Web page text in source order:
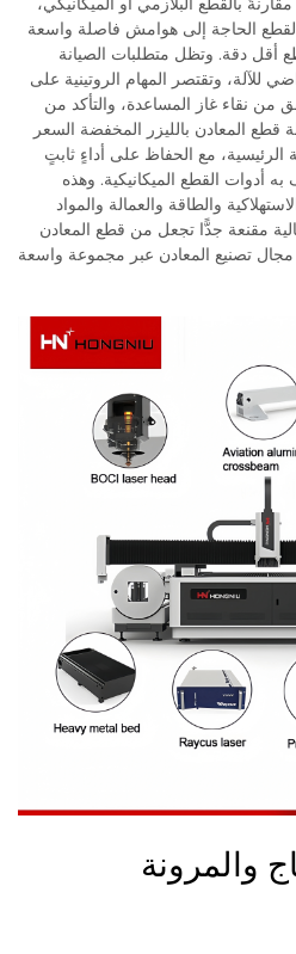
القطع الحاجة إلى هوامش فاصلة واسعة
أقل دقة. وتظل متطلبات الصيانة
للآلة، وتقتصر المهام الروتينية على
من نقاء غاز المساعدة، والتأكد من
قطع المعادن بالليزر المخفضة السعر
مع الحفاظ على أداءٍ ثابتٍ
أدوات القطع الميكانيكية. وهذه
والطاقة والعمالة والمواد
مقنعة جدًّا تجعل من قطع المعادن
مجال تصنيع المعادن عبر مجموعة واسعة
والمرونة